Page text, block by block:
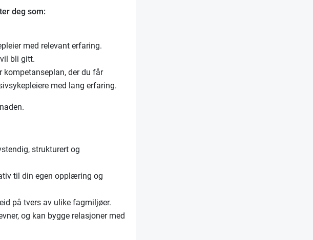
deg som:
med relevant erfaring.
bli gitt.
der du får
med lang erfaring.
strukturert og
til din egen opplæring og
på tvers av ulike fagmiljøer.
og kan bygge relasjoner med